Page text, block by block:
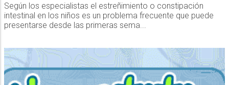
Según los especialistas el estreñimiento o constipación
intestinal en los niños es un problema frecuente que puede
presentarse desde las primeras sema...